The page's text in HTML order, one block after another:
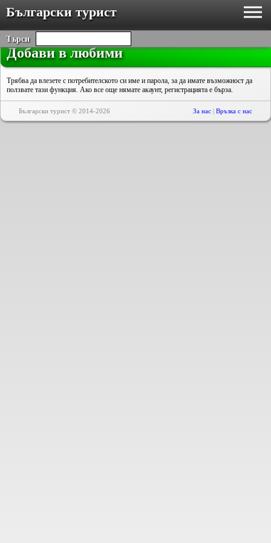
Български турист
Търси
Добави в любими
Трябва да влезете с потребителското си име и парола, за да имате възможност да
ползвате тази функция. Ако все още нямате акаунт, регистрацията е бърза.
Български турист © 2014-2026 За нас | Връзка с нас